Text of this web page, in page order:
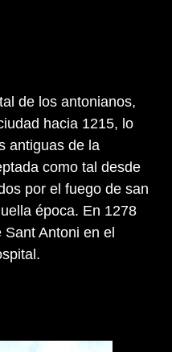
de los antonianos,
hacia 1215, lo
antiguas de la
como tal desde
por el fuego de san
época. En 1278
Antoni en el